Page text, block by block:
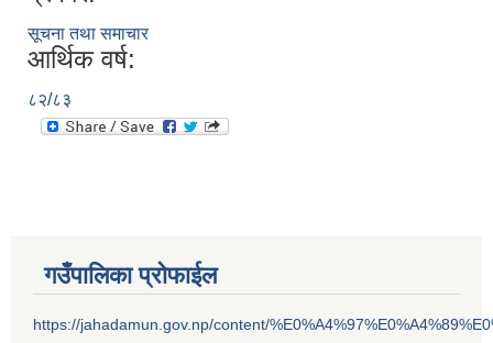
सूचना तथा समाचार
आर्थिक वर्ष:
८२/८३
गउँपालिका प्रोफाईल
https://jahadamun.gov.np/content/